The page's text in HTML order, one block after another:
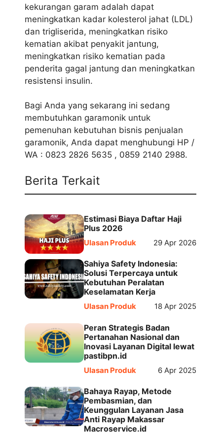
kekurangan garam adalah dapat
meningkatkan kadar kolesterol jahat (LDL)
dan trigliserida, meningkatkan risiko
kematian akibat penyakit jantung,
meningkatkan risiko kematian pada
penderita gagal jantung dan meningkatkan
resistensi insulin.
Bagi Anda yang sekarang ini sedang
membutuhkan garamonik untuk
pemenuhan kebutuhan bisnis penjualan
garamonik, Anda dapat menghubungi HP /
WA : 0823 2826 5635 , 0859 2140 2988.
Berita Terkait
Estimasi Biaya Daftar Haji
Plus 2026
Ulasan Produk 29 Apr 2026
Sahiya Safety Indonesia:
Solusi Terpercaya untuk
Kebutuhan Peralatan
Keselamatan Kerja
Ulasan Produk 18 Apr 2025
Peran Strategis Badan
Pertanahan Nasional dan
Inovasi Layanan Digital lewat
pastibpn.id
Ulasan Produk 6 Apr 2025
Bahaya Rayap, Metode
Pembasmian, dan
Keunggulan Layanan Jasa
Anti Rayap Makassar
Macroservice.id